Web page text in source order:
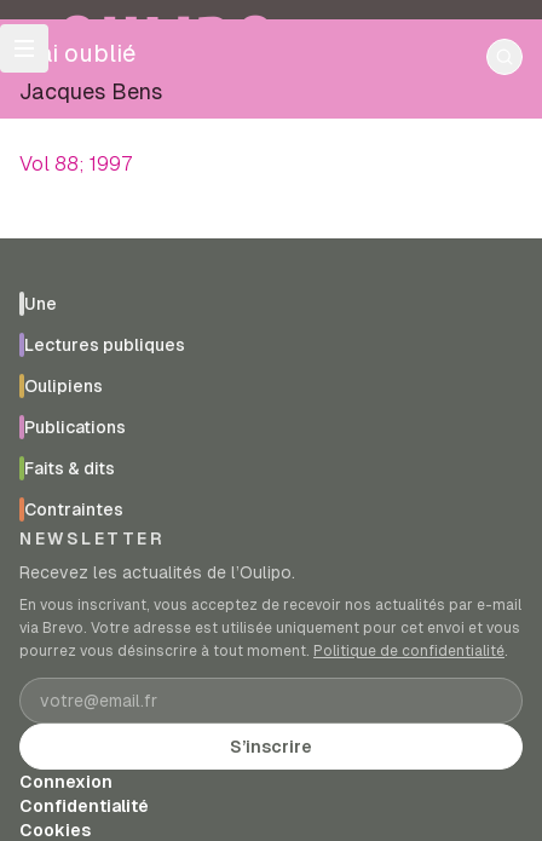
OULIPO
J'ai oublié
Jacques Bens
Vol 88; 1997
Une
Lectures publiques
Oulipiens
Publications
Faits & dits
Contraintes
NEWSLETTER
Recevez les actualités de l’Oulipo.
En vous inscrivant, vous acceptez de recevoir nos actualités par e-mail
via Brevo. Votre adresse est utilisée uniquement pour cet envoi et vous
pourrez vous désinscrire à tout moment. Politique de confidentialité.
Adresse e-mail
S’inscrire
Connexion
Confidentialité
Cookies